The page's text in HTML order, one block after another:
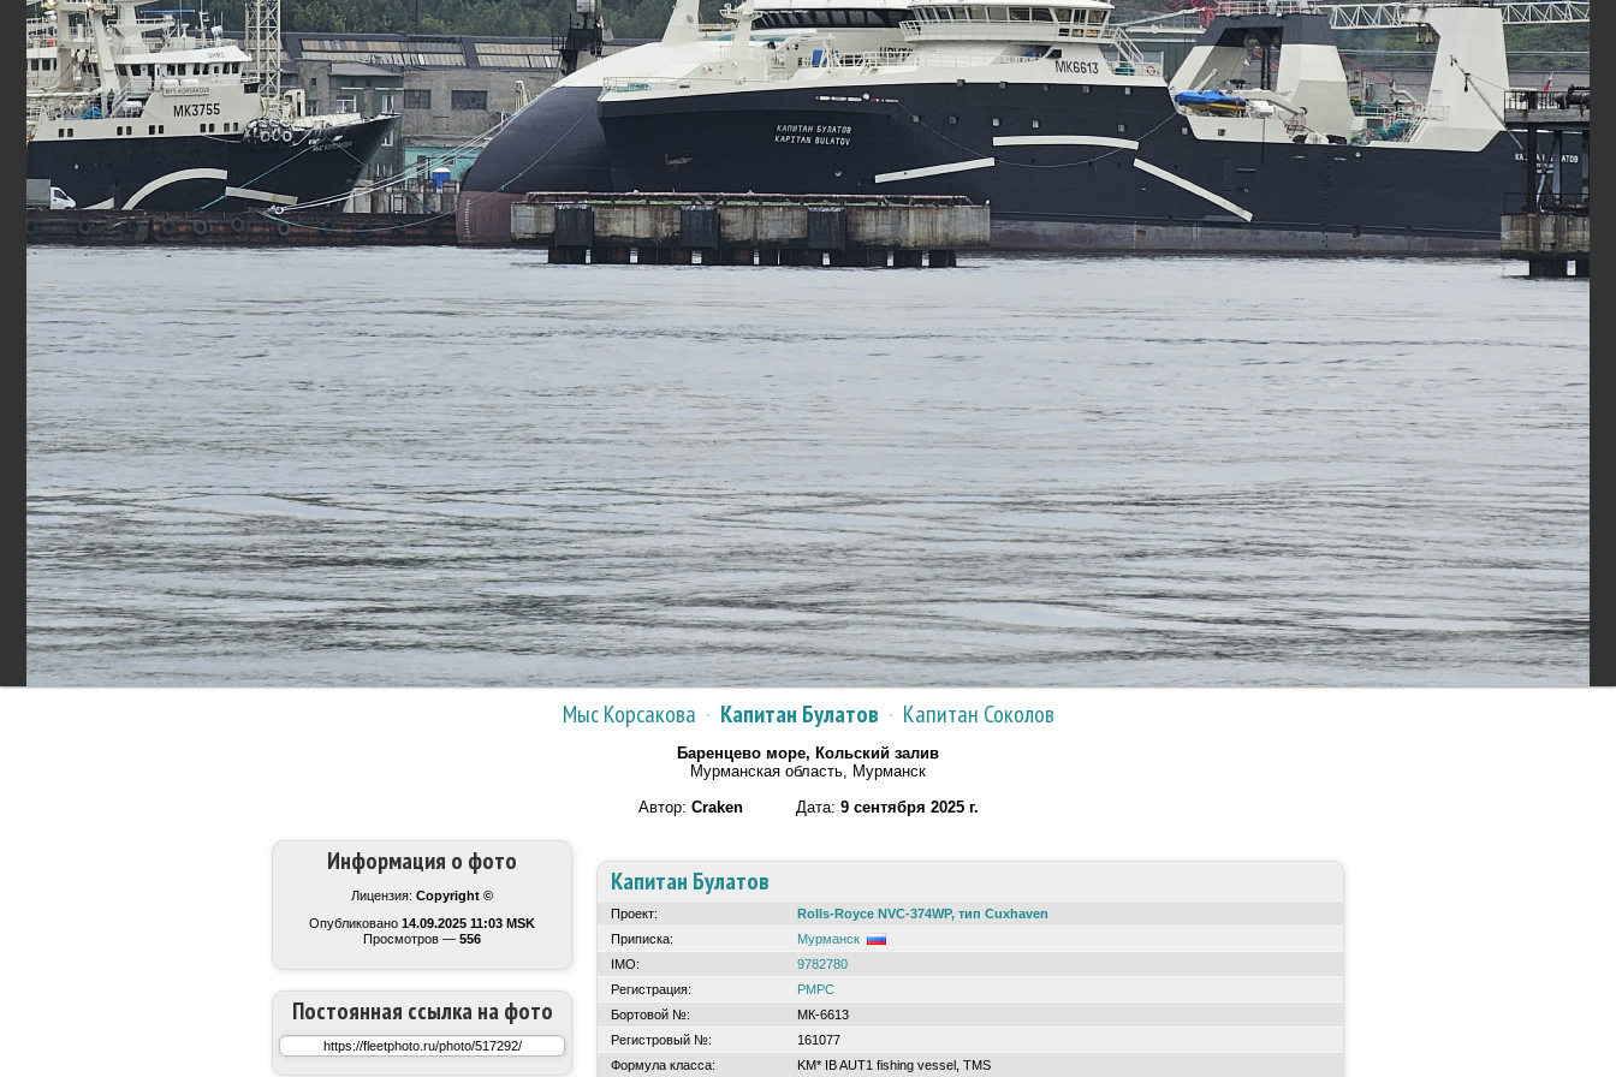
Мыс Корсакова · Капитан Булатов · Капитан Соколов
Баренцево море, Кольский залив
Мурманская область, Мурманск
Автор: CrakenДата: 9 сентября 2025 г.
Информация о фото
Лицензия: Copyright ©
Опубликовано 14.09.2025 11:03 MSK
Просмотров — 556
Постоянная ссылка на фото
Капитан Булатов
Проект:
Rolls-Royce NVC-374WP, тип Cuxhaven
Приписка:
Мурманск
IMO:
9782780
Регистрация:
РМРС
Бортовой №:
МК-6613
Регистровый №:
161077
Формула класса:
KM* IB AUT1 fishing vessel, TMS